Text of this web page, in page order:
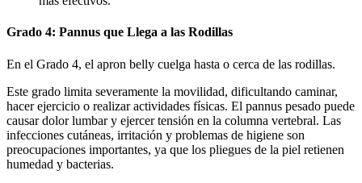
Grado 4: Pannus que Llega a las Rodillas
En el Grado 4, el apron belly cuelga hasta o cerca de las rodillas.
Este grado limita severamente la movilidad, dificultando caminar,
hacer ejercicio o realizar actividades físicas. El pannus pesado puede
causar dolor lumbar y ejercer tensión en la columna vertebral. Las
infecciones cutáneas, irritación y problemas de higiene son
preocupaciones importantes, ya que los pliegues de la piel retienen
humedad y bacterias.